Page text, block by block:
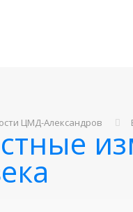
ЦМД-Александров